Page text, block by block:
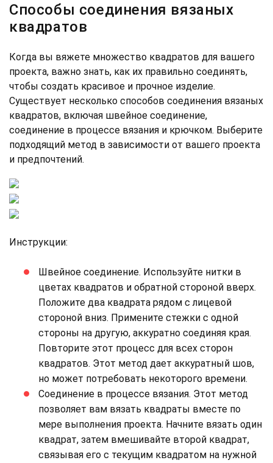
Способы соединения вязаных
квадратов
Когда вы вяжете множество квадратов для вашего
проекта, важно знать, как их правильно соединять,
чтобы создать красивое и прочное изделие.
Существует несколько способов соединения вязаных
квадратов, включая швейное соединение,
соединение в процессе вязания и крючком. Выберите
подходящий метод в зависимости от вашего проекта
и предпочтений.
Инструкции:
Швейное соединение. Используйте нитки в
цветах квадратов и обратной стороной вверх.
Положите два квадрата рядом с лицевой
стороной вниз. Примените стежки с одной
стороны на другую, аккуратно соединяя края.
Повторите этот процесс для всех сторон
квадратов. Этот метод дает аккуратный шов,
но может потребовать некоторого времени.
Соединение в процессе вязания. Этот метод
позволяет вам вязать квадраты вместе по
мере выполнения проекта. Начните вязать один
квадрат, затем вмешивайте второй квадрат,
связывая его с текущим квадратом на нужной